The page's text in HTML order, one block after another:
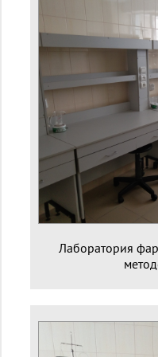
Лаборатория